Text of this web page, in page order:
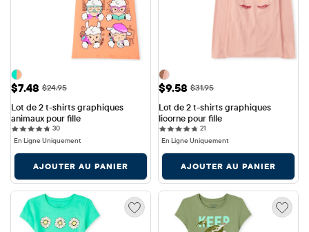
Prix ​​de vente: $7.48
$7.48 Prix ​​d'origine: $24.95
$24.95
Lot de 2 t-shirts graphiques
animaux pour fille
3030 reviews
En Ligne Uniquement
AJOUTER AU PANIER
Prix ​​de vente: $9.58
$9.58 Prix ​​d'origine: $31.95
$31.95
Lot de 2 t-shirts graphiques
licorne pour fille
21
En Ligne Uniquement
AJOUTER AU PANIER